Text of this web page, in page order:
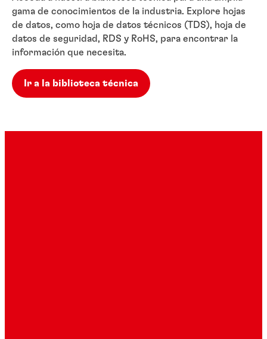
gama de conocimientos de la industria. Explore hojas
de datos, como hoja de datos técnicos (TDS), hoja de
datos de seguridad, RDS y RoHS, para encontrar la
información que necesita.
Ir a la biblioteca técnica